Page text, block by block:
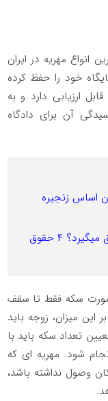
مهریه در ایران
خود را حفظ کرده
ارزیابی دارد و به
آن برای دادگاه
اساس زنجیره
در طلاق توافقی چه چیزهایی به زن تعلق میگیرد؟ ۴ حقوق
سکه فقط تا سقف
این میزان، زوجه باید
تعداد سکه باید با
شود. مهریه ای که
وصول نداشته باشد،